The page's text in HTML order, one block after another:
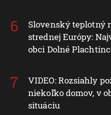
Slovenský teplotný
strednej Európy:
obci Dolné
VIDEO: Rozsiahly
niekoľko domov, v
situáciu